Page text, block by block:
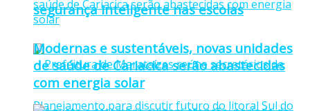
segurança inteligente nas escolas
Modernas e sustentáveis, novas unidades
de saúde de Cariacica serão abastecidas
com energia solar